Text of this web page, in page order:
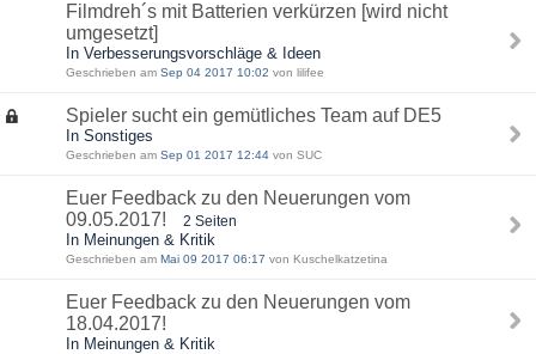
Filmdreh´s mit Batterien verkürzen [wird nicht
umgesetzt]
In Verbesserungsvorschläge & Ideen
Geschrieben am Sep 04 2017 10:02 von lilifee
Spieler sucht ein gemütliches Team auf DE5
In Sonstiges
Geschrieben am Sep 01 2017 12:44 von SUC
Euer Feedback zu den Neuerungen vom
09.05.2017!
2 Seiten
In Meinungen & Kritik
Geschrieben am Mai 09 2017 06:17 von Kuschelkatzetina
Euer Feedback zu den Neuerungen vom
18.04.2017!
In Meinungen & Kritik